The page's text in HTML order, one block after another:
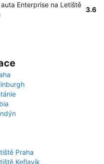
Enterprise na Letiště
3.6
Praha
Keflavík